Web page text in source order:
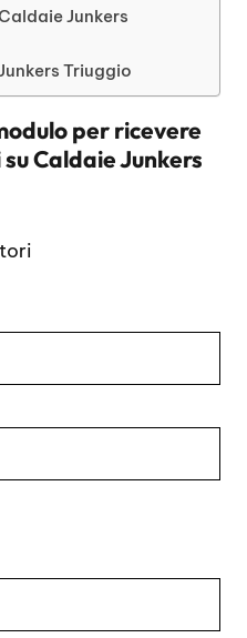
Junkers
Triuggio
per ricevere
Caldaie Junkers